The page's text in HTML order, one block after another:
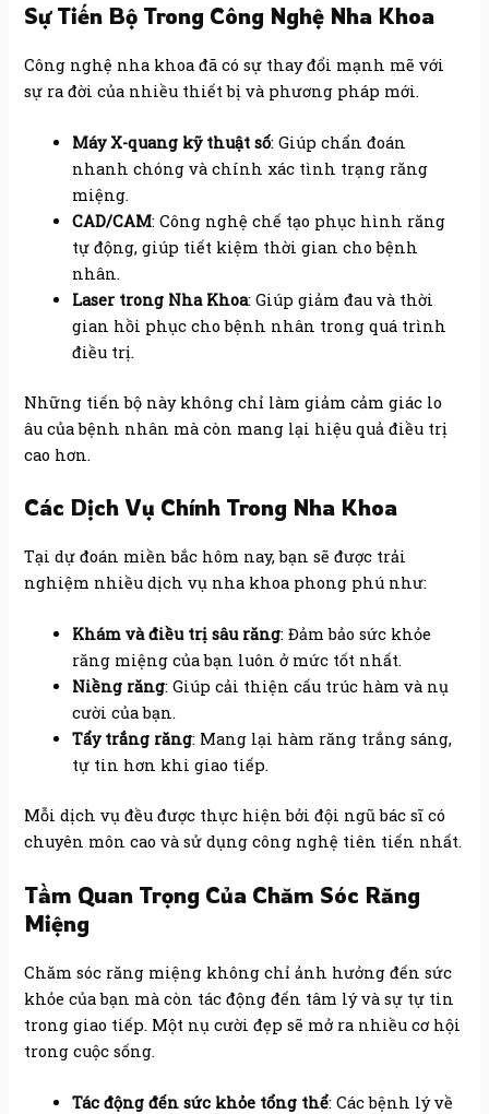
Sự Tiến Bộ Trong Công Nghệ Nha Khoa
Công nghệ nha khoa đã có sự thay đổi mạnh mẽ với
sự ra đời của nhiều thiết bị và phương pháp mới.
Máy X-quang kỹ thuật số: Giúp chẩn đoán
nhanh chóng và chính xác tình trạng răng
miệng.
CAD/CAM: Công nghệ chế tạo phục hình răng
tự động, giúp tiết kiệm thời gian cho bệnh
nhân.
Laser trong Nha Khoa: Giúp giảm đau và thời
gian hồi phục cho bệnh nhân trong quá trình
điều trị.
Những tiến bộ này không chỉ làm giảm cảm giác lo
âu của bệnh nhân mà còn mang lại hiệu quả điều trị
cao hơn.
Các Dịch Vụ Chính Trong Nha Khoa
Tại dự đoán miền bắc hôm nay, bạn sẽ được trải
nghiệm nhiều dịch vụ nha khoa phong phú như:
Khám và điều trị sâu răng: Đảm bảo sức khỏe
răng miệng của bạn luôn ở mức tốt nhất.
Niềng răng: Giúp cải thiện cấu trúc hàm và nụ
cười của bạn.
Tẩy trắng răng: Mang lại hàm răng trắng sáng,
tự tin hơn khi giao tiếp.
Mỗi dịch vụ đều được thực hiện bởi đội ngũ bác sĩ có
chuyên môn cao và sử dụng công nghệ tiên tiến nhất.
Tầm Quan Trọng Của Chăm Sóc Răng
Miệng
Chăm sóc răng miệng không chỉ ảnh hưởng đến sức
khỏe của bạn mà còn tác động đến tâm lý và sự tự tin
trong giao tiếp. Một nụ cười đẹp sẽ mở ra nhiều cơ hội
trong cuộc sống.
Tác động đến sức khỏe tổng thể: Các bệnh lý về